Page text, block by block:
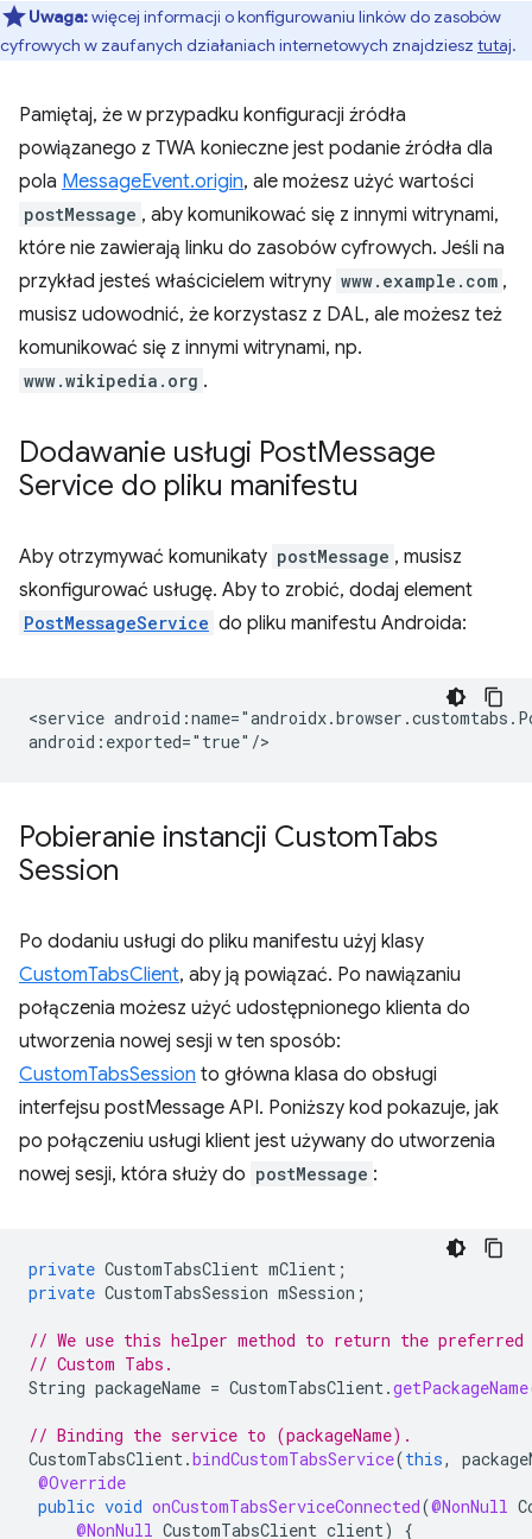
Uwaga:więcej informacji o konfigurowaniu linków do zasobów
cyfrowych w zaufanych działaniach internetowych znajdziesz tutaj.
Pamiętaj, że w przypadku konfiguracji źródła
powiązanego z TWA konieczne jest podanie źródła dla
pola MessageEvent.origin, ale możesz użyć wartości
postMessage , aby komunikować się z innymi witrynami,
które nie zawierają linku do zasobów cyfrowych. Jeśli na
przykład jesteś właścicielem witryny www.example.com ,
musisz udowodnić, że korzystasz z DAL, ale możesz też
komunikować się z innymi witrynami, np.
www.wikipedia.org .
Dodawanie usługi PostMessage
Service do pliku manifestu
Aby otrzymywać komunikaty postMessage , musisz
skonfigurować usługę. Aby to zrobić, dodaj element
PostMessageService do pliku manifestu Androida:
<service
Pobieranie instancji CustomTabs
Session
Po dodaniu usługi do pliku manifestu użyj klasy
CustomTabsClient, aby ją powiązać. Po nawiązaniu
połączenia możesz użyć udostępnionego klienta do
utworzenia nowej sesji w ten sposób:
CustomTabsSession to główna klasa do obsługi
interfejsu postMessage API. Poniższy kod pokazuje, jak
po połączeniu usługi klient jest używany do utworzenia
nowej sesji, która służy do postMessage :
private CustomTabsClient mClient ;
private CustomTabsSession mSession ;
// We use this helper method to return the preferred
// Custom Tabs.
String packageName = CustomTabsClient.getPackageName
// Binding the service to (packageName).
CustomTabsClient.bindCustomTabsService(this,
@Override
public void onCustomTabsServiceConnected(@NonNull
@NonNull CustomTabsClient client)
{